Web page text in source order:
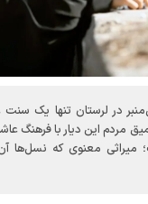
در لرستان تنها یک سنت
مردم این دیار با فرهنگ
میراثی معنوی که نسل‌ها